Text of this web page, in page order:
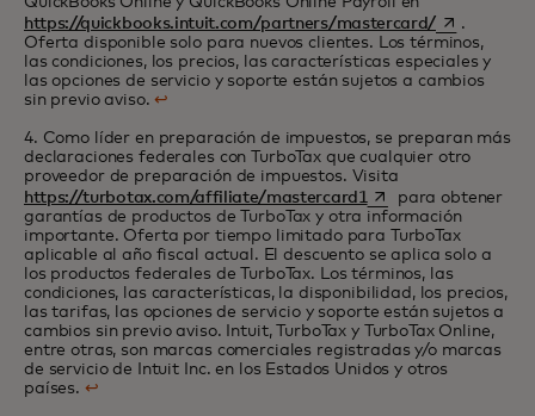
https://quickbooks.intuit.com/partners/mastercard/se abre en
.
Oferta disponible solo para nuevos clientes. Los términos,
las condiciones, los precios, las características especiales y
las opciones de servicio y soporte están sujetos a cambios
sin previo aviso.↩
4. Como líder en preparación de impuestos, se preparan más
declaraciones federales con TurboTax que cualquier otro
proveedor de preparación de impuestos. Visita
https://turbotax.com/affiliate/mastercard1 se abre en una
para obtener
garantías de productos de TurboTax y otra información
importante. Oferta por tiempo limitado para TurboTax
aplicable al año fiscal actual. El descuento se aplica solo a
los productos federales de TurboTax. Los términos, las
condiciones, las características, la disponibilidad, los precios,
las tarifas, las opciones de servicio y soporte están sujetos a
cambios sin previo aviso. Intuit, TurboTax y TurboTax Online,
entre otras, son marcas comerciales registradas y/o marcas
de servicio de Intuit Inc. en los Estados Unidos y otros
países. ↩